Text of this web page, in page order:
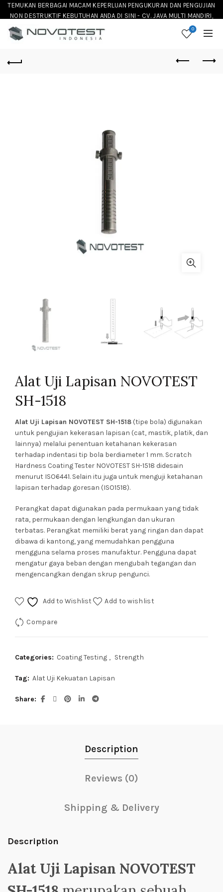
TEMUKAN BERBAGAI MACAM KEPERLUAN PENGUKURAN DAN PENGUJIAN
NON DESTRUKTIF KEBUTUHAN ANDA DI SINI - CV. JAVA MULTI MANDIRI,
DISTRIBUTOR NOVOTEST INSTRUMENT DI INDONESIA 0
Alat Uji Lapisan NOVOTEST
SH-1518
Alat Uji Lapisan NOVOTEST SH-1518 (tipe bola) digunakan
untuk pengujian kekerasan lapisan (cat, mastik, platik, dan
lainnya) melalui penentuan ketahanan kekerasan
terhadap indentasi tip bola berdiameter 1 mm. Scratch
Hardness Coating Tester NOVOTEST SH-1518 didesain
menurut ISO6441. Selain itu juga untuk menguji ketahanan
lapisan terhadap goresan (ISO1518).
Perangkat dapat digunakan pada permukaan yang tidak
rata, permukaan dengan lengkungan dan ukuran
terbatas. Perangkat memiliki berat yang ringan dan dapat
dibawa di kantong, yang memudahkan pengguna
mengguna selama proses manufaktur. Pengguna dapat
mengatur gaya beban dengan mengubah tegangan dan
mengencangkan dengan skrup pengunci.
Add to Wishlist Add to wishlist
Compare
Categories: Coating Testing , Strength
Tag: Alat Uji Kekuatan Lapisan
Share
Description
Reviews (0)
Shipping & Delivery
Description
Alat Uji Lapisan NOVOTEST